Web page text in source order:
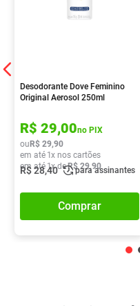
Desodorante Dove Feminino
Original Aerosol 250ml
R$ 29,00no PIX
ou R$ 29,90
em até 1x nos cartões
em até 1x deR$ 29,90
R$28,40 para assinantes
Comprar